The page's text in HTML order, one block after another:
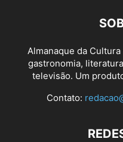
Almanaque da
gastronomia,
televisão. Um
Contato: